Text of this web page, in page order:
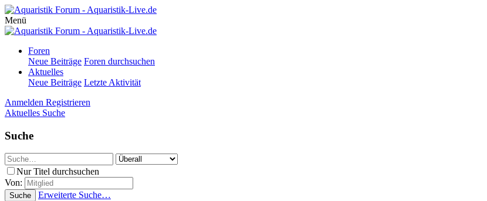
Menü
Foren
Neue Beiträge Foren durchsuchen
Aktuelles
Neue Beiträge Letzte Aktivität
Anmelden Registrieren
Aktuelles Suche
Suche
Nur Titel durchsuchen
Von:
Suche Erweiterte Suche…